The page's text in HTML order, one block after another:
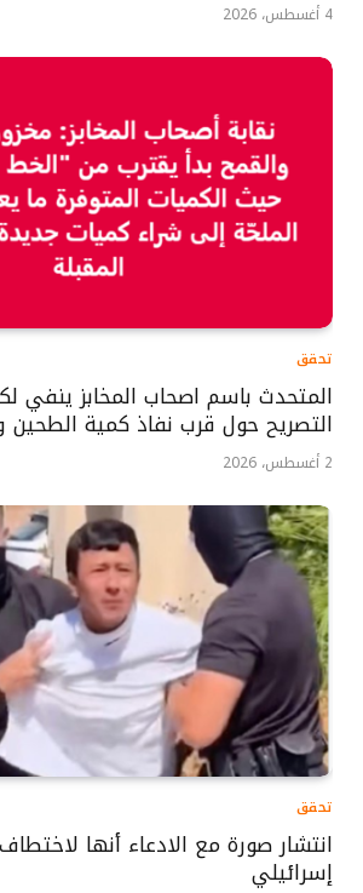
4 أغسطس، 2026
تحقق
المتحدث باسم اصحاب المخابز
التصريح حول قرب نفاذ كمية الطحين
2 أغسطس، 2026
تحقق
انتشار صورة مع الادعاء أنها
إسرائيلي